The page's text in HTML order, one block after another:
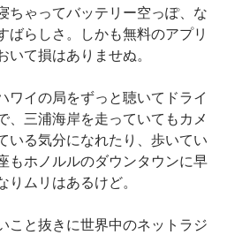
ちゃってバッテリー空っぽ、な
ばらしさ。しかも無料のアプリ
て損はありませぬ。
ワイの局をずっと聴いてドライ
、三浦海岸を走っていてもカメ
いる気分になれたり、歩いてい
もホノルルのダウンタウンに早
ムリはあるけど。
こと抜きに世界中のネットラジ